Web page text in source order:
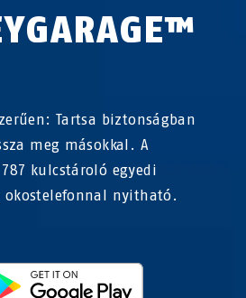
Tartsa biztonságban
meg másokkal. A
787 kulcstároló egyedi
okostelefonnal nyitható.